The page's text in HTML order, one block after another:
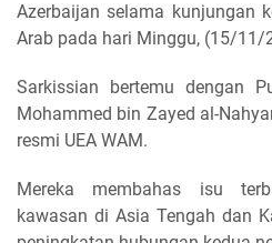
Azerbaijan selama kunjungan
Arab pada hari Minggu, (15/11/
Sarkissian bertemu dengan
Mohammed bin Zayed al-
resmi UEA WAM.
Mereka membahas isu
kawasan di Asia Tengah dan